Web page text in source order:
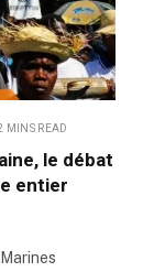
MINS READ
le débat
entier